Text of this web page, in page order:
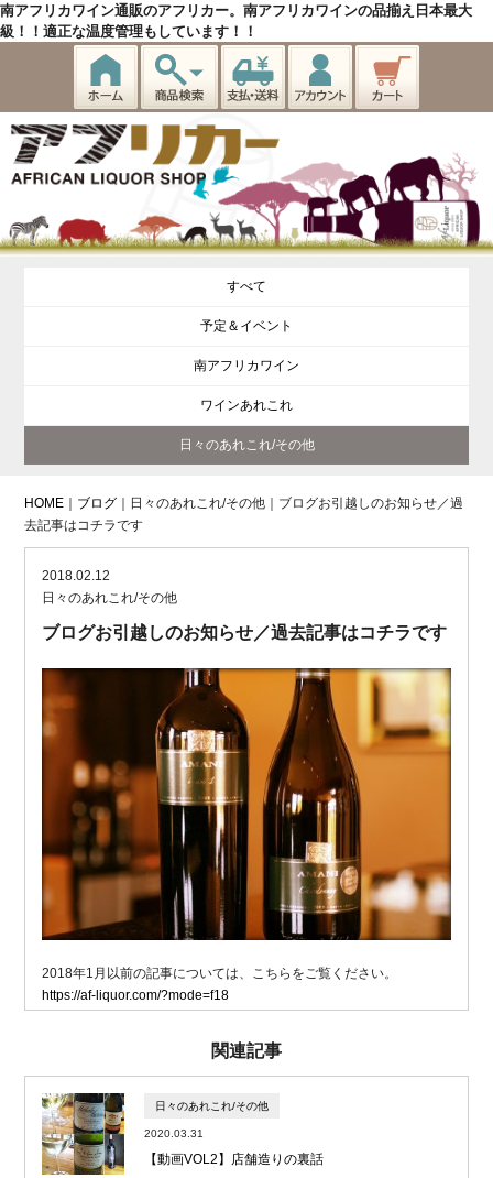
南アフリカワイン通販のアフリカー。南アフリカワインの品揃え日本最大
級！！適正な温度管理もしています！！
すべて
予定＆イベント
南アフリカワイン
ワインあれこれ
日々のあれこれ/その他
HOME ブログ ｜日々のあれこれ/その他｜ブログお引越しのお知らせ／過
去記事はコチラです
2018.02.12
日々のあれこれ/その他
ブログお引越しのお知らせ／過去記事はコチラです
2018年1月以前の記事については、こちらをご覧ください。
https://af-liquor.com/?mode=f18
関連記事
日々のあれこれ/その他
2020.03.31
【動画VOL2】店舗造りの裏話